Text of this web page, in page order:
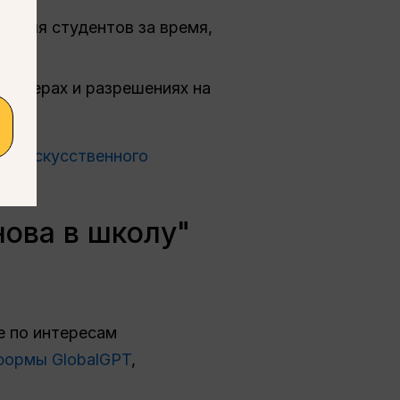
для студентов за время,
и разрешениях на
искусственного
в школу"
по интересам
GlobalGPT,